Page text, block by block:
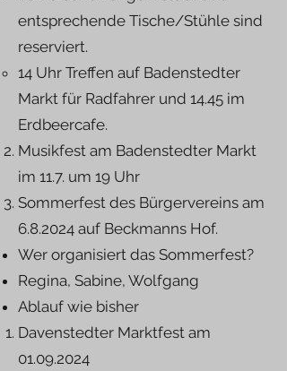
entsprechende Tische/Stühle sind
reserviert.
14 Uhr Treffen auf Badenstedter
Markt für Radfahrer und 14.45 im
Erdbeercafe.
Musikfest am Badenstedter Markt
im 11.7. um 19 Uhr
Sommerfest des Bürgervereins am
6.8.2024 auf Beckmanns Hof.
Wer organisiert das Sommerfest?
Regina, Sabine, Wolfgang
Ablauf wie bisher
Davenstedter Marktfest am
01.09.2024